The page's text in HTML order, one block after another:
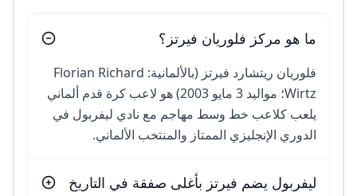
ما هو مركز فلوريان فيرتز؟
فلوريان ريتشارد فيرتز (بالألمانية: Florian Richard
Wirtz؛ مواليد 3 مايو 2003) هو لاعب كرة قدم ألماني
يلعب كلاعب خط وسط مهاجم مع نادي ليفربول في
الدوري الإنجليزي الممتاز والمنتخب الألماني.
ليفربول يضم فيرتز بأغلى صفقة في التاريخ